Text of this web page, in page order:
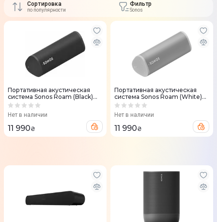
Сортировка
по популярности
Фильтр
Sonos
Портативная акустическая
система Sonos Roam (Black)
ROAM1R21BLK
Нет в наличии
11 990₴
Портативная акустическая
система Sonos Roam (White)
ROAM1R21
Нет в наличии
11 990₴